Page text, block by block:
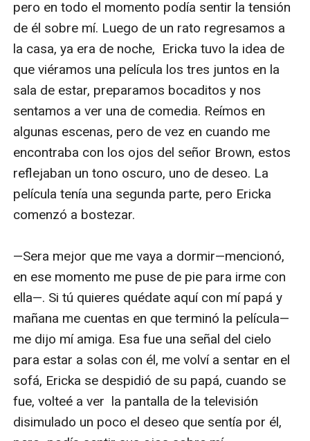
pero en todo el momento podía sentir la tensión
de él sobre mí. Luego de un rato regresamos a
la casa, ya era de noche,  Ericka tuvo la idea de
que viéramos una película los tres juntos en la
sala de estar, preparamos bocaditos y nos
sentamos a ver una de comedia. Reímos en
algunas escenas, pero de vez en cuando me
encontraba con los ojos del señor Brown, estos
reflejaban un tono oscuro, uno de deseo. La
película tenía una segunda parte, pero Ericka
comenzó a bostezar.
—Sera mejor que me vaya a dormir—mencionó,
en ese momento me puse de pie para irme con
ella—. Si tú quieres quédate aquí con mí papá y
mañana me cuentas en que terminó la película—
me dijo mí amiga. Esa fue una señal del cielo
para estar a solas con él, me volví a sentar en el
sofá, Ericka se despidió de su papá, cuando se
fue, volteé a ver  la pantalla de la televisión
disimulado un poco el deseo que sentía por él,